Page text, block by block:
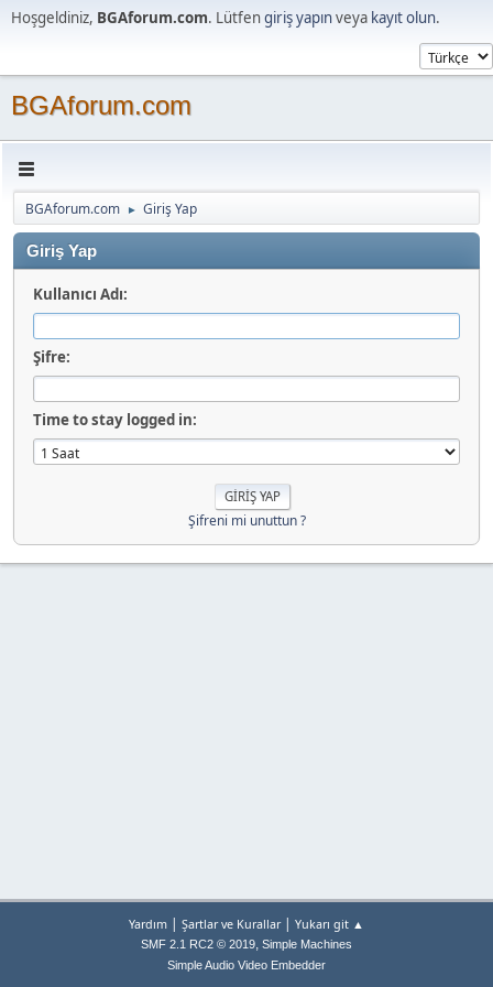
Hoşgeldiniz, BGAforum.com. Lütfengiriş yapınveya kayıt olun.
BGAforum.com
BGAforum.com ► Giriş Yap
Giriş Yap
Kullanıcı Adı:
Şifre:
Time to stay logged in:
Şifreni mi unuttun ?
Yardım | Şartlar ve Kurallar| Yukarı git ▲
SMF 2.1 RC2 © 2019, Simple Machines
Simple Audio Video Embedder